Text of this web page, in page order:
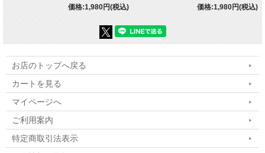
価格:1,980円(税込)
価格:1,980円(税込)
お店のトップへ戻る
カートを見る
マイページへ
ご利用案内
特定商取引法表示